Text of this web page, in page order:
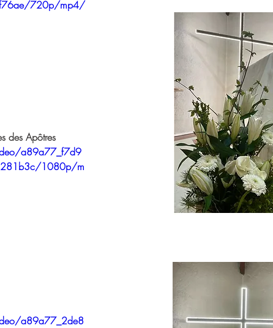
720p/mp4/
des Apôtres
a89a77_f7d9
1080p/m
a89a77_2de8